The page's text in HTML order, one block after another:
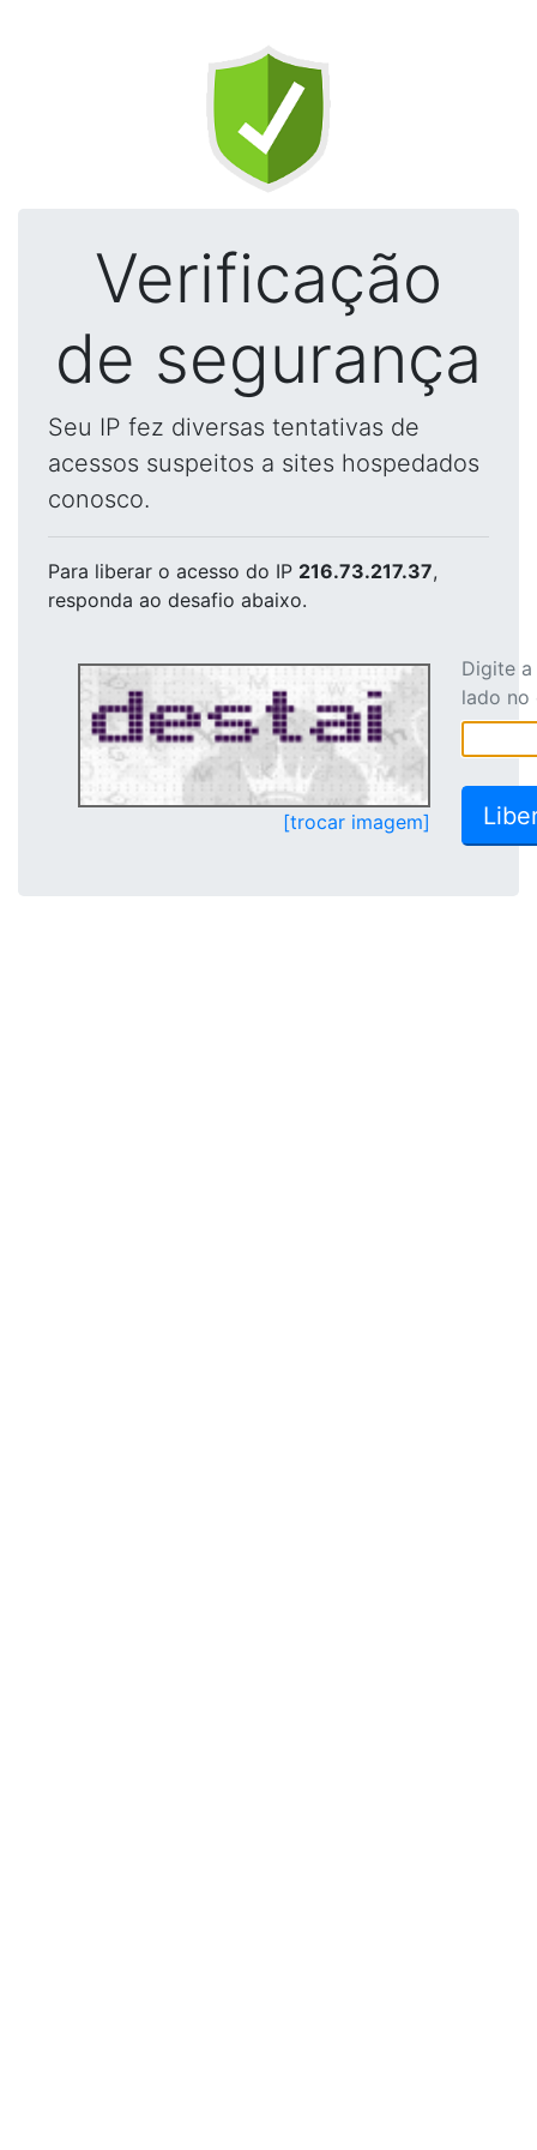
Verificação
de segurança
Seu IP fez diversas tentativas de
acessos suspeitos a sites hospedados
conosco.
Para liberar o acesso do IP 216.73.217.37,
responda ao desafio abaixo.
[trocar imagem]
Digite
lado no